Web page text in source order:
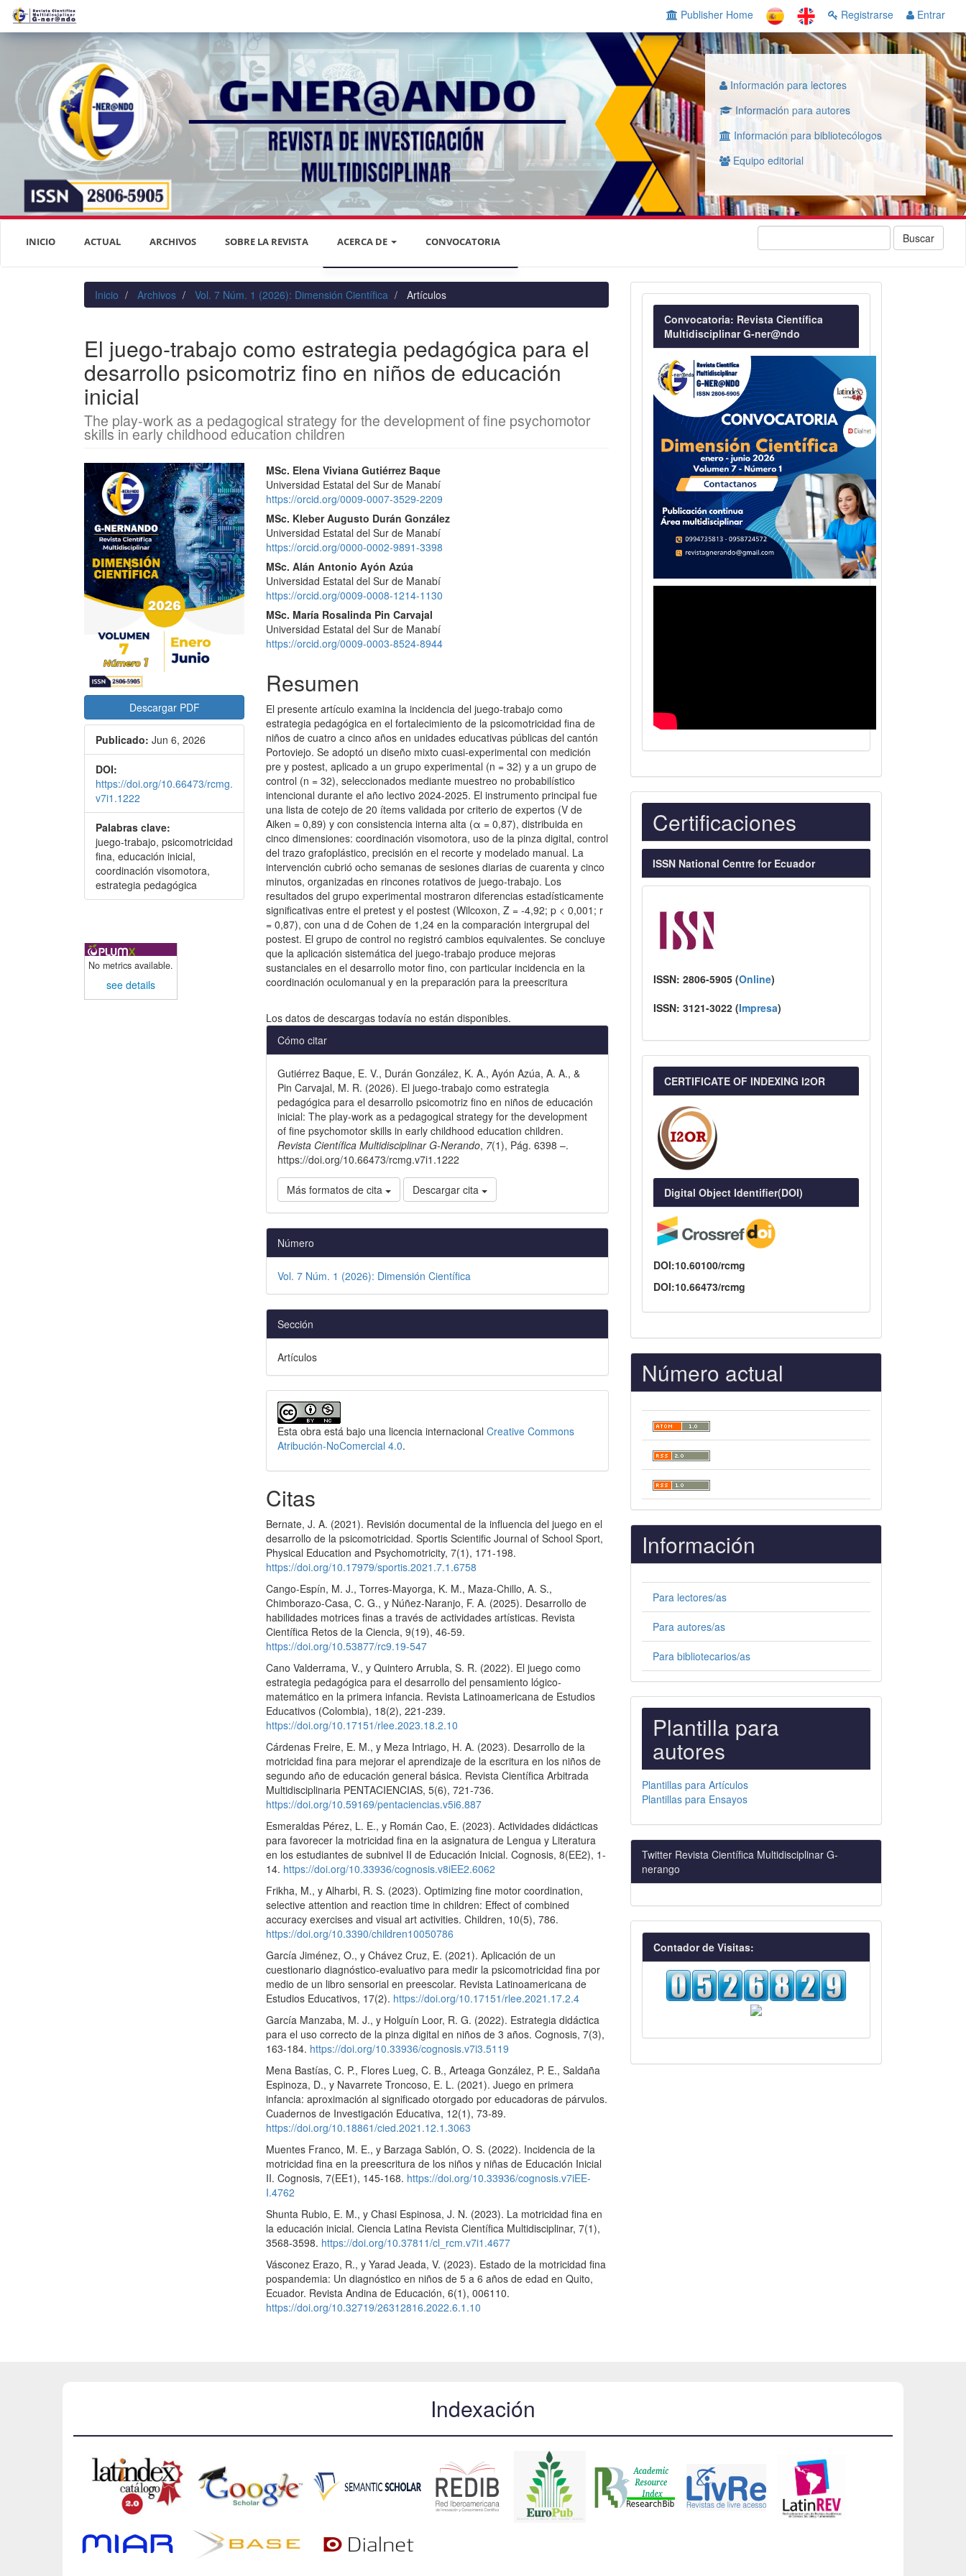
Navegación
principal
Contenido
Barra
lateral
Publisher Home Registrarse Entrar
Información para lectores
Información para autores
Información para bibliotecólogos
Equipo editorial
INICIO ACTUAL ARCHIVOS SOBRE LA REVISTA ACERCA DE
DECLARACIÓN DE PRIVACIDAD
EQUIPO EDITORIAL
¿CÓMO REGISTRARSE?
CONTACTO
ENVÍOS
REGISTRARSE
ENTRAR
CONVOCATORIA Buscar
Inicio Archivos Vol. 7 Núm. 1 (2026): Dimensión Científica Artículos
El juego-trabajo como estrategia pedagógica para el
desarrollo psicomotriz fino en niños de educación
inicial
The play-work as a pedagogical strategy for the development of fine psychomotor
skills in early childhood education children
Barra
lateral
del
artículo
Descargar PDF
Publicado: Jun 6, 2026
DOI:
https://doi.org/10.66473/rcmg.
v7i1.1222
Palabras clave:
juego-trabajo, psicomotricidad
fina, educación inicial,
coordinación visomotora,
estrategia pedagógica
No metrics available.
see details
Contenido
principal
del
artículo
MSc. Elena Viviana Gutiérrez Baque
Universidad Estatal del Sur de Manabí
https://orcid.org/0009-0007-3529-2209
MSc. Kleber Augusto Durán González
Universidad Estatal del Sur de Manabí
https://orcid.org/0000-0002-9891-3398
MSc. Alán Antonio Ayón Azúa
Universidad Estatal del Sur de Manabí
https://orcid.org/0009-0008-1214-1130
MSc. María Rosalinda Pin Carvajal
Universidad Estatal del Sur de Manabí
https://orcid.org/0009-0003-8524-8944
Resumen
El presente artículo examina la incidencia del juego-trabajo como
estrategia pedagógica en el fortalecimiento de la psicomotricidad fina de
niños de cuatro a cinco años en unidades educativas públicas del cantón
Portoviejo. Se adoptó un diseño mixto cuasi-experimental con medición
pre y postest, aplicado a un grupo experimental (n = 32) y a un grupo de
control (n = 32), seleccionados mediante muestreo no probabilístico
intencional durante el año lectivo 2024-2025. El instrumento principal fue
una lista de cotejo de 20 ítems validada por criterio de expertos (V de
Aiken = 0,89) y con consistencia interna alta (α = 0,87), distribuida en
cinco dimensiones: coordinación visomotora, uso de la pinza digital, control
del trazo grafoplástico, precisión en el recorte y modelado manual. La
intervención cubrió ocho semanas de sesiones diarias de cuarenta y cinco
minutos, organizadas en rincones rotativos de juego-trabajo. Los
resultados del grupo experimental mostraron diferencias estadísticamente
significativas entre el pretest y el postest (Wilcoxon, Z = -4,92; p < 0,001; r
= 0,87), con una d de Cohen de 1,24 en la comparación intergrupal del
postest. El grupo de control no registró cambios equivalentes. Se concluye
que la aplicación sistemática del juego-trabajo produce mejoras
sustanciales en el desarrollo motor fino, con particular incidencia en la
coordinación oculomanual y en la preparación para la preescritura
Los datos de descargas todavía no están disponibles.
Detalles
del
artículo
Cómo citar
Gutiérrez Baque, E. V., Durán González, K. A., Ayón Azúa, A. A., &
Pin Carvajal, M. R. (2026). El juego-trabajo como estrategia
pedagógica para el desarrollo psicomotriz fino en niños de educación
inicial: The play-work as a pedagogical strategy for the development
of fine psychomotor skills in early childhood education children.
Revista Científica Multidisciplinar G-Nerando, 7(1), Pág. 6398 –.
https://doi.org/10.66473/rcmg.v7i1.1222
Más formatos de cita Descargar cita
Número
Vol. 7 Núm. 1 (2026): Dimensión Científica
Sección
Artículos
Esta obra está bajo una licencia internacionalCreative Commons
Atribución-NoComercial 4.0.
Citas
Bernate, J. A. (2021). Revisión documental de la influencia del juego en el
desarrollo de la psicomotricidad. Sportis Scientific Journal of School Sport,
Physical Education and Psychomotricity, 7(1), 171-198.
https://doi.org/10.17979/sportis.2021.7.1.6758
Cango-Espín, M. J., Torres-Mayorga, K. M., Maza-Chillo, A. S.,
Chimborazo-Casa, C. G., y Núñez-Naranjo, F. A. (2025). Desarrollo de
habilidades motrices finas a través de actividades artísticas. Revista
Científica Retos de la Ciencia, 9(19), 46-59.
https://doi.org/10.53877/rc9.19-547
Cano Valderrama, V., y Quintero Arrubla, S. R. (2022). El juego como
estrategia pedagógica para el desarrollo del pensamiento lógico-
matemático en la primera infancia. Revista Latinoamericana de Estudios
Educativos (Colombia), 18(2), 221-239.
https://doi.org/10.17151/rlee.2023.18.2.10
Cárdenas Freire, E. M., y Meza Intriago, H. A. (2023). Desarrollo de la
motricidad fina para mejorar el aprendizaje de la escritura en los niños de
segundo año de educación general básica. Revista Científica Arbitrada
Multidisciplinaria PENTACIENCIAS, 5(6), 721-736.
https://doi.org/10.59169/pentaciencias.v5i6.887
Esmeraldas Pérez, L. E., y Román Cao, E. (2023). Actividades didácticas
para favorecer la motricidad fina en la asignatura de Lengua y Literatura
en los estudiantes de subnivel II de Educación Inicial. Cognosis, 8(EE2), 1-
14. https://doi.org/10.33936/cognosis.v8iEE2.6062
Frikha, M., y Alharbi, R. S. (2023). Optimizing fine motor coordination,
selective attention and reaction time in children: Effect of combined
accuracy exercises and visual art activities. Children, 10(5), 786.
https://doi.org/10.3390/children10050786
García Jiménez, O., y Chávez Cruz, E. (2021). Aplicación de un
cuestionario diagnóstico-evaluativo para medir la psicomotricidad fina por
medio de un libro sensorial en preescolar. Revista Latinoamericana de
Estudios Educativos, 17(2). https://doi.org/10.17151/rlee.2021.17.2.4
García Manzaba, M. J., y Holguín Loor, R. G. (2022). Estrategia didáctica
para el uso correcto de la pinza digital en niños de 3 años. Cognosis, 7(3),
163-184. https://doi.org/10.33936/cognosis.v7i3.5119
Mena Bastías, C. P., Flores Lueg, C. B., Arteaga González, P. E., Saldaña
Espinoza, D., y Navarrete Troncoso, E. L. (2021). Juego en primera
infancia: aproximación al significado otorgado por educadoras de párvulos.
Cuadernos de Investigación Educativa, 12(1), 73-89.
https://doi.org/10.18861/cied.2021.12.1.3063
Muentes Franco, M. E., y Barzaga Sablón, O. S. (2022). Incidencia de la
motricidad fina en la preescritura de los niños y niñas de Educación Inicial
II. Cognosis, 7(EE1), 145-168. https://doi.org/10.33936/cognosis.v7iEE-
I.4762
Shunta Rubio, E. M., y Chasi Espinosa, J. N. (2023). La motricidad fina en
la educación inicial. Ciencia Latina Revista Científica Multidisciplinar, 7(1),
3568-3598. https://doi.org/10.37811/cl_rcm.v7i1.4677
Vásconez Erazo, R., y Yarad Jeada, V. (2023). Estado de la motricidad fina
pospandemia: Un diagnóstico en niños de 5 a 6 años de edad en Quito,
Ecuador. Revista Andina de Educación, 6(1), 006110.
https://doi.org/10.32719/26312816.2022.6.1.10
Convocatoria
Convocatoria: Revista Científica
Multidisciplinar G-ner@ndo
Indexaciones
Certificaciones
ISSN National Centre for Ecuador
ISSN: 2806-5905 (Online)
ISSN: 3121-3022 (Impresa)
CERTIFICATE OF INDEXING I2OR
Digital Object Identifier(DOI)
DOI:10.60100/rcmg
DOI:10.66473/rcmg
Número actual
Información
Para lectores/as
Para autores/as
Para bibliotecarios/as
PLANTILLAS
PARA
AUTORES
Plantilla para
autores
Plantillas para Artículos
Plantillas para Ensayos
Twitter Revista Científica Multidisciplinar G-
nerango
visitas
Contador de Visitas:
Indexación